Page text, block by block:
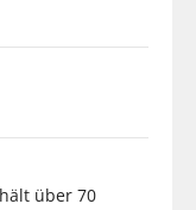
über 70